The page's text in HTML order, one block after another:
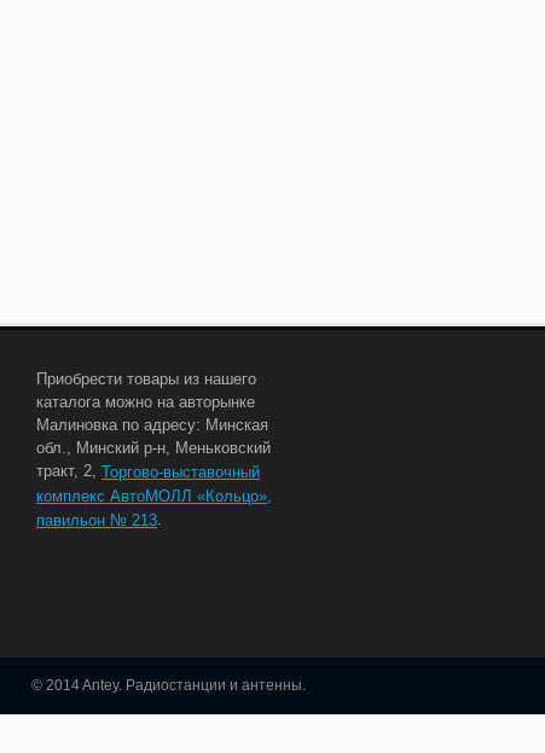
Приобрести товары из нашего
каталога можно на авторынке
Малиновка по адресу: Минская
обл., Минский р-н, Меньковский
тракт, 2, Торгово-выставочный
комплекс АвтоМОЛЛ «Кольцо»,
павильон № 213
© 2014 Antey. Радиостанции и антенны.